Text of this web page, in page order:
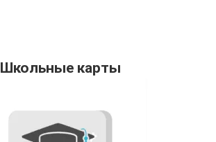
Школьные карты